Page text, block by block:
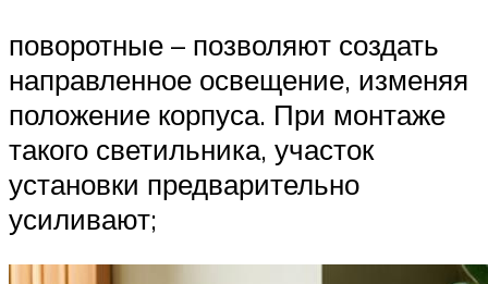
поворотные – позволяют создать
направленное освещение, изменяя
положение корпуса. При монтаже
такого светильника, участок
установки предварительно
усиливают;